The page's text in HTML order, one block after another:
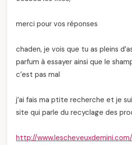
merci pour vos réponses
chaden, je vois que tu as pleins
parfum à essayer ainsi que le
c’est pas mal
j’ai fais ma ptite recherche et je
site qui parle du recyclage des
http://